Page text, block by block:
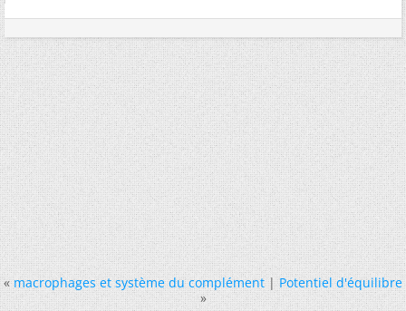
« macrophages et système du complément|Potentiel d'équilibre
»